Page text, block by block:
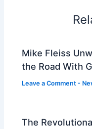
Mike Fleiss
the Road With
Leave a Comment -
The